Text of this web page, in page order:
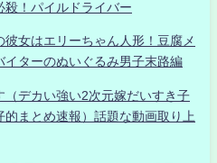
殺！パイルドライバー
女はエリーちゃん人形！豆腐メ
イターのぬいぐるみ男子末路編
（デカい強い2次元嫁だいすき子
まとめ速報）話題な動画取り上